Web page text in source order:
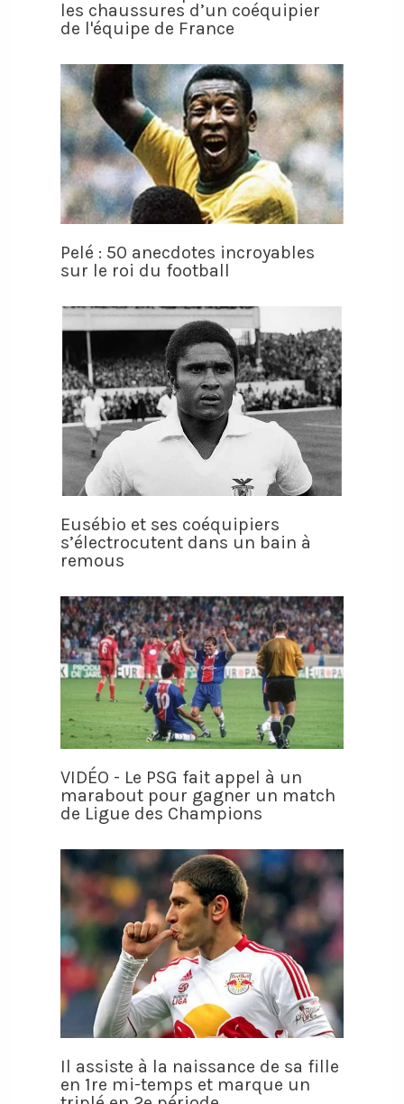
les chaussures d’un coéquipier
de l'équipe de France
Pelé : 50 anecdotes incroyables
sur le roi du football
Eusébio et ses coéquipiers
s’électrocutent dans un bain à
remous
VIDÉO - Le PSG fait appel à un
marabout pour gagner un match
de Ligue des Champions
Il assiste à la naissance de sa fille
en 1re mi-temps et marque un